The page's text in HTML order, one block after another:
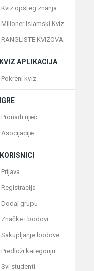
Kviz opšteg znanja
Milioner Islamski Kviz
RANGLISTE KVIZOVA
KVIZ APLIKACIJA
Pokreni kviz
IGRE
Pronađi riječ
Asocijacije
KORISNICI
Prijava
Registracija
Dodaj grupu
Značke i bodovi
Sakupljanje bodove
Predloži kategoriju
Svi studenti